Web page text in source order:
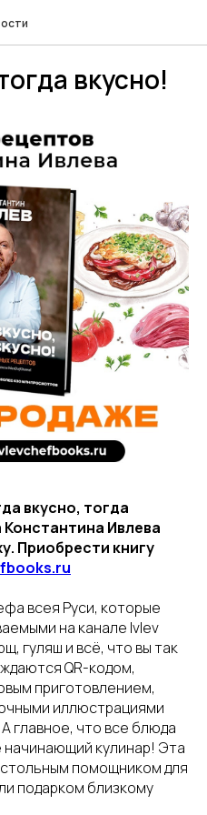
вкусно!
вкусно, тогда
Ивлева
Приобрести книгу
всея Руси, которые
на канале Ivlev
гуляш и всё, что вы так
QR-кодом,
приготовлением,
иллюстрациями
главное, что все блюда
кулинар! Эта
помощником для
подарком близкому